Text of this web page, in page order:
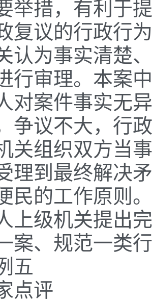
举措，有利于
复议的行政行
认为事实清楚
行审理。本案
对案件事实无
争议不大，行
关组织双方当
理到最终解决
民的工作原则
上级机关提出
案、规范一类
评